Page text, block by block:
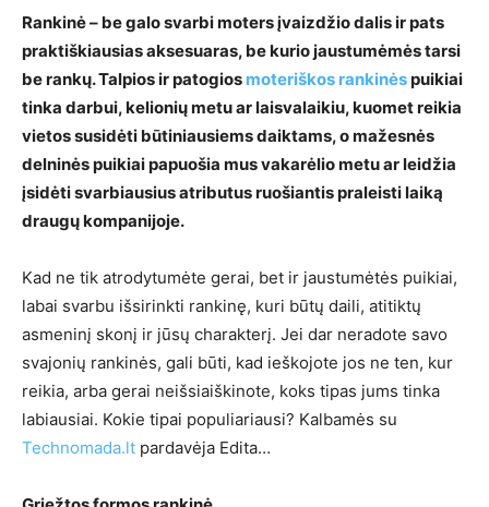
Rankinė – be galo svarbi moters įvaizdžio dalis ir pats
praktiškiausias aksesuaras, be kurio jaustumėmės tarsi
be rankų. Talpios ir patogios moteriškos rankinėspuikiai
tinka darbui, kelionių metu ar laisvalaikiu, kuomet reikia
vietos susidėti būtiniausiems daiktams, o mažesnės
delninės puikiai papuošia mus vakarėlio metu ar leidžia
įsidėti svarbiausius atributus ruošiantis praleisti laiką
draugų kompanijoje.
Kad ne tik atrodytumėte gerai, bet ir jaustumėtės puikiai,
labai svarbu išsirinkti rankinę, kuri būtų daili, atitiktų
asmeninį skonį ir jūsų charakterį. Jei dar neradote savo
svajonių rankinės, gali būti, kad ieškojote jos ne ten, kur
reikia, arba gerai neišsiaiškinote, koks tipas jums tinka
labiausiai. Kokie tipai populiariausi? Kalbamės su
Technomada.lt pardavėja Edita…